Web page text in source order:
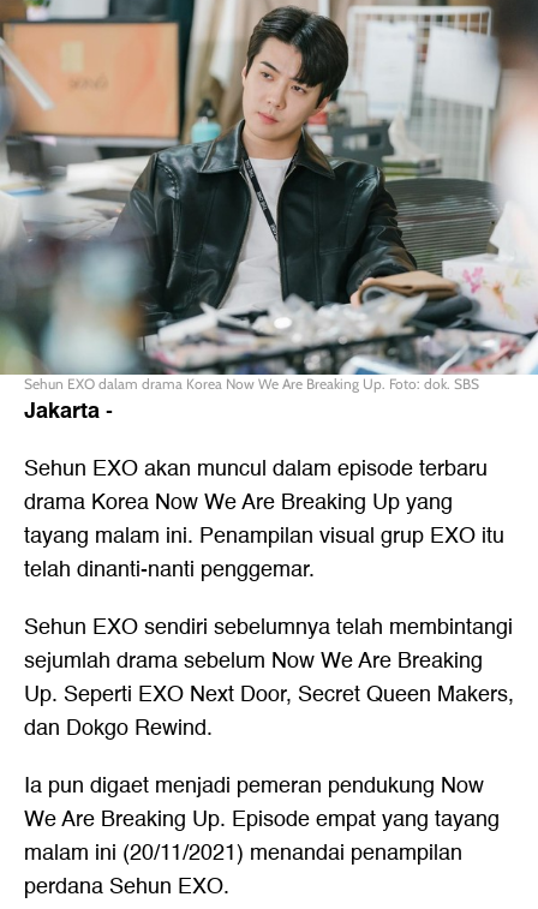
Sehun EXO dalam drama Korea Now We Are Breaking Up. Foto: dok. SBS
Jakarta-
Sehun EXOakan muncul dalam episode terbaru
drama Korea Now We Are Breaking Upyang
tayang malam ini. Penampilan visual grup EXO itu
telah dinanti-nanti penggemar.
Sehun EXO sendiri sebelumnya telah membintangi
sejumlah drama sebelum Now We Are Breaking
Up. Seperti EXO Next Door, Secret Queen Makers,
dan Dokgo Rewind.
Ia pun digaet menjadi pemeran pendukung Now
We Are Breaking Up. Episode empat yang tayang
malam ini (20/11/2021) menandai penampilan
perdana Sehun EXO.